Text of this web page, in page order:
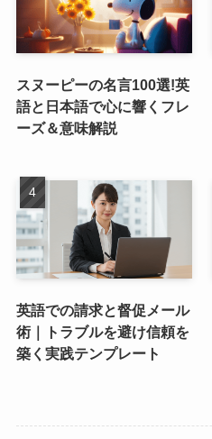
スヌーピーの名言100選!英
語と日本語で心に響くフレ
ーズ＆意味解説
英語での請求と督促メール
術｜トラブルを避け信頼を
築く実践テンプレート